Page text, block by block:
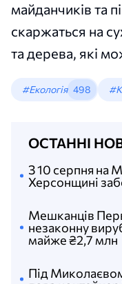
майданчиків та
скаржаться на
та дерева, які
#Екологія 498
ОСТАННІ
Під
Мешканців
незаконну
майже ₴2,7 млн
З 10 серпня на
Херсонщині